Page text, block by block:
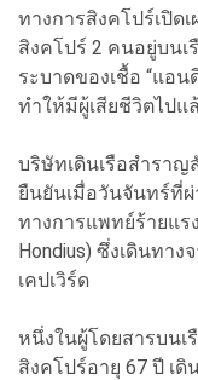
ทางการสิงคโปร์เปิด
สิงคโปร์ 2 คนอยู่บน
ระบาดของเชื้อ “แอน
ทำให้มีผู้เสียชีวิตไปแ
บริษัทเดินเรือสำราญ
ยืนยันเมื่อวันจันทร์ที่
ทางการแพทย์ร้ายแร
Hondius) ซึ่งเดินทาง
เคปเวิร์ด
หนึ่งในผู้โดยสารบนเ
สิงคโปร์อายุ 67 ปี เ